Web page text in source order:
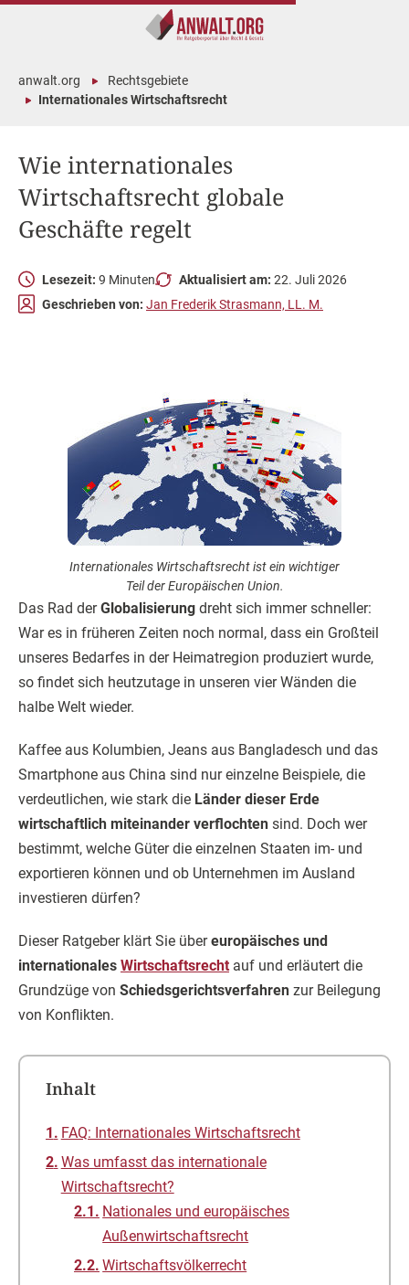
Wie internationales
Wirtschaftsrecht globale
Geschäfte regelt
anwalt.org
Rechtsgebiete
Internationales Wirtschaftsrecht
Lesezeit: 9 Minuten Aktualisiert am: 22. Juli 2026
Geschrieben von: Jan Frederik Strasmann, LL. M.
Internationales Wirtschaftsrecht ist ein wichtiger
Teil der Europäischen Union.
Das Rad derGlobalisierung dreht sich immer schneller:
War es in früheren Zeiten noch normal, dass ein Großteil
unseres Bedarfes in der Heimatregion produziert wurde,
so findet sich heutzutage in unseren vier Wänden die
halbe Welt wieder.
Kaffee aus Kolumbien, Jeans aus Bangladesch und das
Smartphone aus China sind nur einzelne Beispiele, die
verdeutlichen, wie stark die Länder dieser Erde
wirtschaftlich miteinander verflochten sind. Doch wer
bestimmt, welche Güter die einzelnen Staaten im- und
exportieren können und ob Unternehmen im Ausland
investieren dürfen?
Dieser Ratgeber klärt Sie übereuropäisches und
internationales Wirtschaftsrecht auf und erläutert die
Grundzüge von Schiedsgerichtsverfahren zur Beilegung
von Konflikten.
Inhalt
FAQ: Internationales Wirtschaftsrecht
Was umfasst das internationale
Wirtschaftsrecht?
Nationales und europäisches
Außenwirtschaftsrecht
Wirtschaftsvölkerrecht